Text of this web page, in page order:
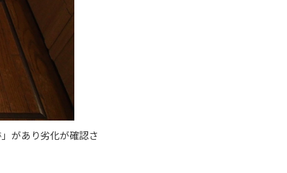
があり劣化が確認さ